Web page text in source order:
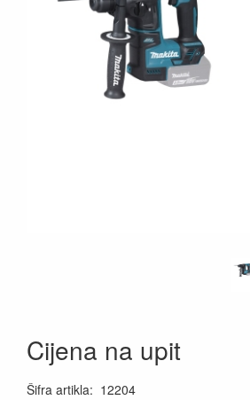
Cijena na upit
Šifra artikla: 12204